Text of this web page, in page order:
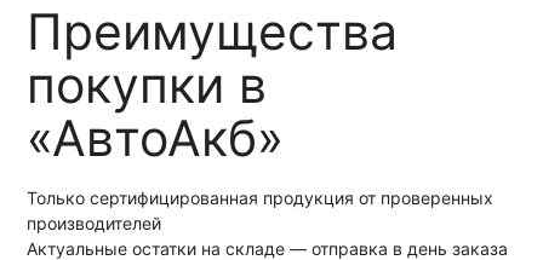
Преимущества
покупки в
«АвтоАкб»
Только сертифицированная продукция от проверенных
производителей
Актуальные остатки на складе — отправка в день заказа